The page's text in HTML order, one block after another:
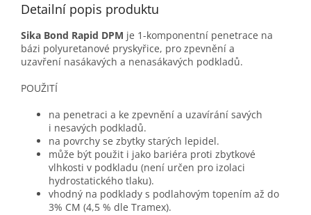
Detailní popis produktu
Sika Bond Rapid DPM je 1-komponentní penetrace na
bázi polyuretanové pryskyřice, pro zpevnění a
uzavření nasákavých a nenasákavých podkladů.
POUŽITÍ
na penetraci a ke zpevnění a uzavírání savých
i nesavých podkladů.
na povrchy se zbytky starých lepidel.
může být použit i jako bariéra proti zbytkové
vlhkosti v podkladu (není určen pro izolaci
hydrostatického tlaku).
vhodný na podklady s podlahovým topením až do
3% CM (4,5 % dle Tramex).